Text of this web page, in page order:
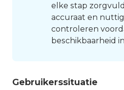
elke stap
accuraat en
controleren
beschikbaarheid
Gebruikerssituatie